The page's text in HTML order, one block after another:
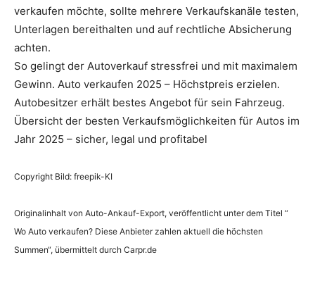
verkaufen möchte, sollte mehrere Verkaufskanäle testen,
Unterlagen bereithalten und auf rechtliche Absicherung
achten.
So gelingt der Autoverkauf stressfrei und mit maximalem
Gewinn. Auto verkaufen 2025 – Höchstpreis erzielen.
Autobesitzer erhält bestes Angebot für sein Fahrzeug.
Übersicht der besten Verkaufsmöglichkeiten für Autos im
Jahr 2025 – sicher, legal und profitabel
Copyright Bild: freepik-KI
Originalinhalt von Auto-Ankauf-Export, veröffentlicht unter dem Titel “
Wo Auto verkaufen? Diese Anbieter zahlen aktuell die höchsten
Summen“, übermittelt durch Carpr.de